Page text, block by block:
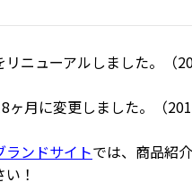
ニューアルしました。（
月に変更しました。（
ランドサイトでは、商品紹
！